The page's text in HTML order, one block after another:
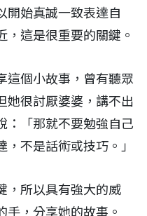
開始真誠一致表達自
，這是很重要的關鍵。
這個小故事，曾有聽眾
她很討厭婆婆，講不出
：「那就不要勉強自己
不是話術或技巧。」
，所以具有強大的威
手，分享她的故事。